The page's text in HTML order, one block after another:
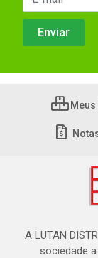
Meus
A LUTAN
sociedade